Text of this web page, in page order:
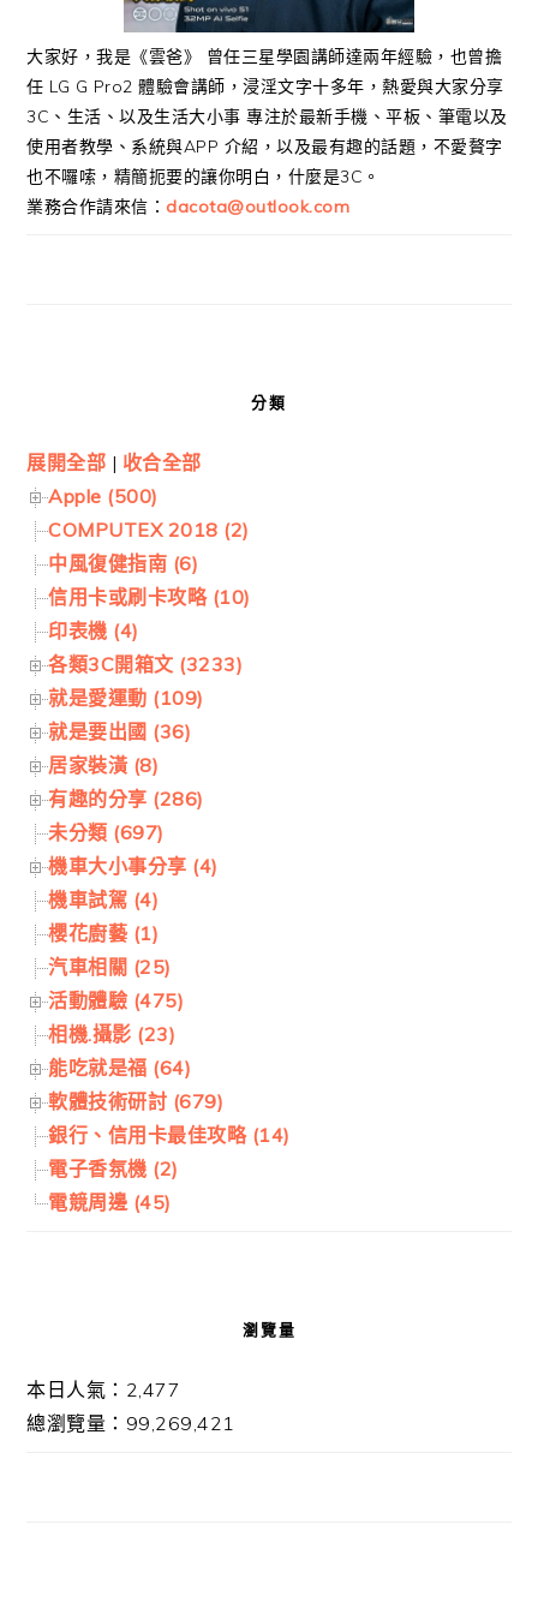
大家好，我是《雲爸》 曾任三星學園講師達兩年經驗，也曾擔
任 LG G Pro2 體驗會講師，浸淫文字十多年，熱愛與大家分享
3C、生活、以及生活大小事 專注於最新手機、平板、筆電以及
使用者教學、系統與APP 介紹，以及最有趣的話題，不愛贅字
也不囉嗦，精簡扼要的讓你明白，什麼是3C。
業務合作請來信： dacota@outlook.com
分類
展開全部 | 收合全部
Apple (500)
COMPUTEX 2018 (2)
中風復健指南 (6)
信用卡或刷卡攻略 (10)
印表機 (4)
各類3C開箱文 (3233)
就是愛運動 (109)
就是要出國 (36)
居家裝潢 (8)
有趣的分享 (286)
未分類 (697)
機車大小事分享 (4)
機車試駕 (4)
櫻花廚藝 (1)
汽車相關 (25)
活動體驗 (475)
相機.攝影 (23)
能吃就是福 (64)
軟體技術研討 (679)
銀行、信用卡最佳攻略 (14)
電子香氛機 (2)
電競周邊 (45)
瀏覽量
本日人氣：2,477
總瀏覽量：99,269,421